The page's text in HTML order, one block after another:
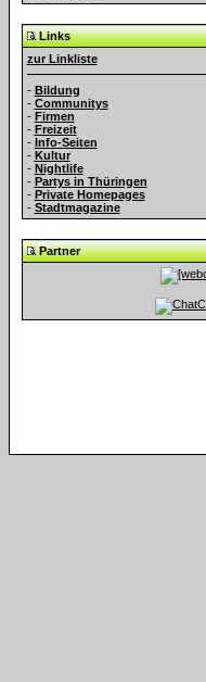
Links
zur Linkliste
- Bildung
- Communitys
- Firmen
- Freizeit
- Info-Seiten
- Kultur
- Nightlife
- Partys in Thüringen
- Private Homepages
- Stadtmagazine
Partner